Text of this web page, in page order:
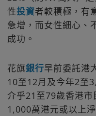
性投資者較積極，有
急增，而女性細心、
成功。
花旗銀行早前委託港
10至12月及今年2至
介乎21至79歲香港
1,000萬港元或以上